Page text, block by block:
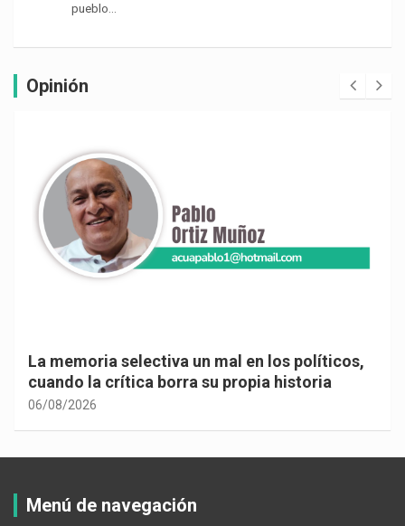
pueblo…
Opinión
los políticos,
historia
Cuando la vida te obliga a mirar
adentro…
Menú de navegación